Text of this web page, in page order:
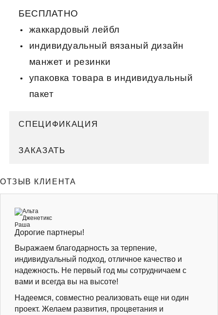
БЕСПЛАТНО
жаккардовый лейбл
индивидуальный вязаный дизайн
манжет и резинки
упаковка товара в индивидуальный
пакет
СПЕЦИФИКАЦИЯ
ЗАКАЗАТЬ
ОТЗЫВ КЛИЕНТА
Дорогие партнеры!
Выражаем благодарность за терпение,
индивидуальный подход, отличное качество и
надежность. Не первый год мы сотрудничаем с
вами и всегда вы на высоте!
Надеемся, совместно реализовать еще ни один
проект. Желаем развития, процветания и